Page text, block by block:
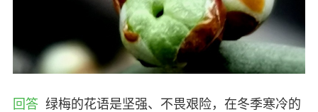
回答 绿梅的花语是坚强、不畏艰险，在冬季寒冷的